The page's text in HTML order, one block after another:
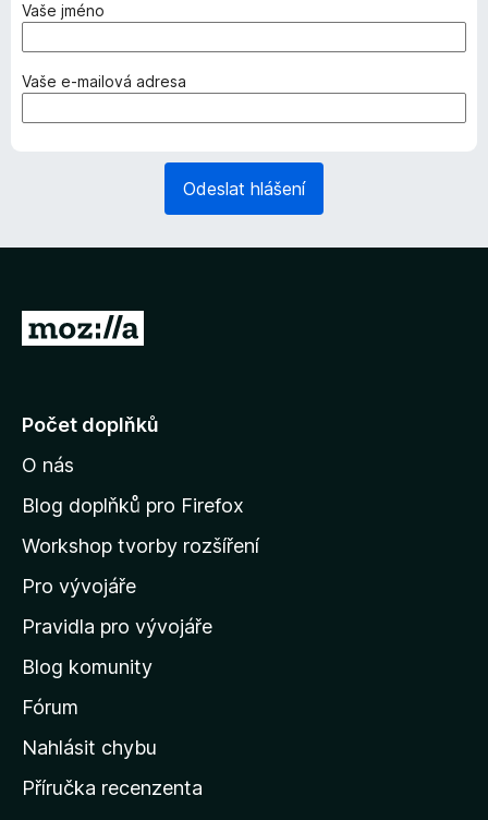
Vaše jméno
y
ž
d
Vaše e-mailová adresa
y
d
o
Odeslat hlášení
P
j
t
n
d
o
m
v
s
k
u
Počet doplňků
O nás
Blog doplňků pro Firefox
Workshop tvorby rozšíření
Pro vývojáře
Pravidla pro vývojáře
Blog komunity
Fórum
Nahlásit chybu
Příručka recenzenta